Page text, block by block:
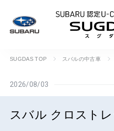
SUGDAS TOP スバルの中古車
2026/08/03
スバル クロスト